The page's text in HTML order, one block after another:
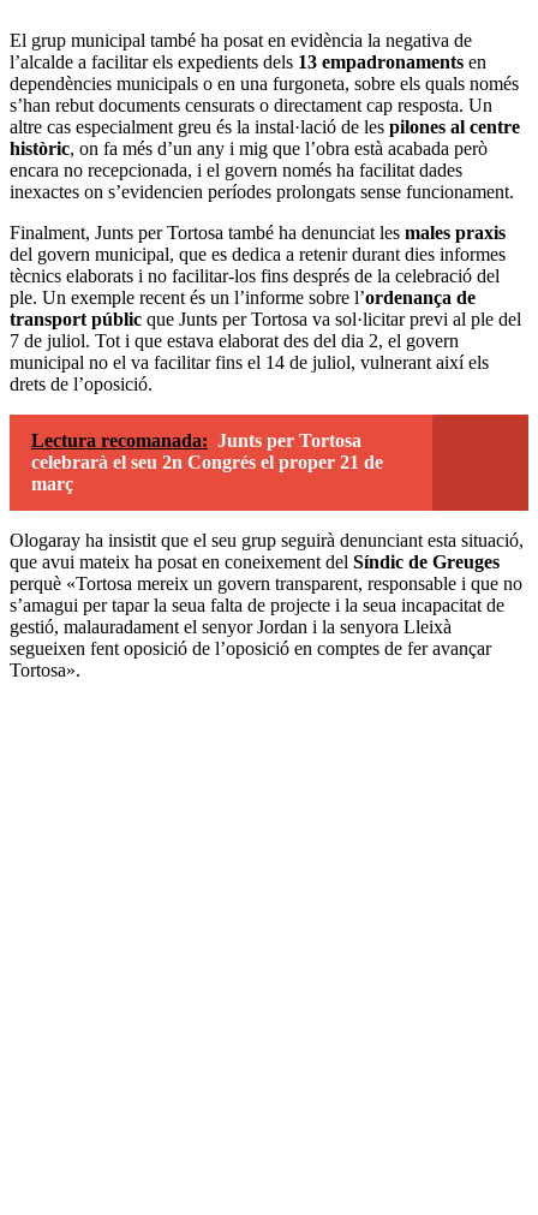
El grup municipal també ha posat en evidència la negativa de
l’alcalde a facilitar els expedients dels 13 empadronaments en
dependències municipals o en una furgoneta, sobre els quals només
s’han rebut documents censurats o directament cap resposta. Un
altre cas especialment greu és la instal·lació de les pilones al centre
històric, on fa més d’un any i mig que l’obra està acabada però
encara no recepcionada, i el govern només ha facilitat dades
inexactes on s’evidencien períodes prolongats sense funcionament.
Finalment, Junts per Tortosa també ha denunciat les males praxis
del govern municipal, que es dedica a retenir durant dies informes
tècnics elaborats i no facilitar-los fins després de la celebració del
ple. Un exemple recent és un l’informe sobre l’ordenança de
transport públic que Junts per Tortosa va sol·licitar previ al ple del
7 de juliol. Tot i que estava elaborat des del dia 2, el govern
municipal no el va facilitar fins el 14 de juliol, vulnerant així els
drets de l’oposició.
Lectura recomanada: Junts per Tortosa
celebrarà el seu 2n Congrés el proper 21 de
març
Ologaray ha insistit que el seu grup seguirà denunciant esta situació,
que avui mateix ha posat en coneixement del Síndic de Greuges
perquè «Tortosa mereix un govern transparent, responsable i que no
s’amagui per tapar la seua falta de projecte i la seua incapacitat de
gestió, malauradament el senyor Jordan i la senyora Lleixà
segueixen fent oposició de l’oposició en comptes de fer avançar
Tortosa».